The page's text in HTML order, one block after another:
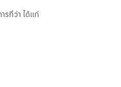
รที่ว่า ได้แก่